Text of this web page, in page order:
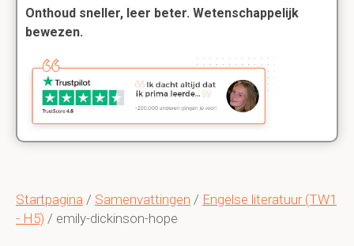
Startpagina / Samenvattingen / Engelse literatuur (TW1
- H5) / emily-dickinson-hope
Onthoud sneller, leer beter. Wetenschappelijk
bewezen.